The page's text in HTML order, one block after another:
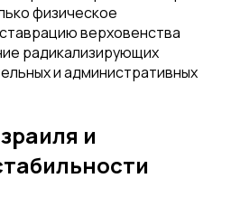
физическое
верховенства
радикализирующих
и административных
и